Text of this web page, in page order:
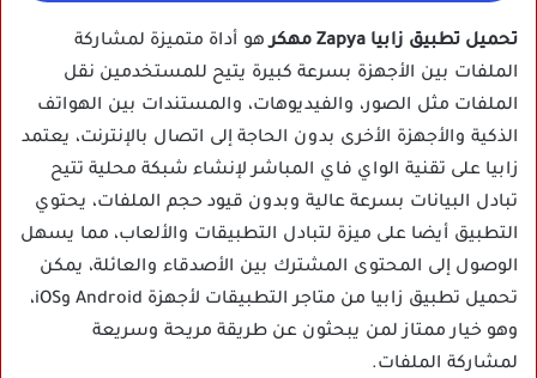
تحميل تطبيق زابيا Zapya مهكر
هو أداة متميزة لمشاركة
الملفات بين الأجهزة بسرعة كبيرة يتيح للمستخدمين نقل
الملفات مثل الصور، والفيديوهات، والمستندات بين الهواتف
الذكية والأجهزة الأخرى بدون الحاجة إلى اتصال بالإنترنت، يعتمد
زابيا على تقنية الواي فاي المباشر لإنشاء شبكة محلية تتيح
تبادل البيانات بسرعة عالية وبدون قيود حجم الملفات، يحتوي
التطبيق أيضا على ميزة لتبادل التطبيقات والألعاب، مما يسهل
الوصول إلى المحتوى المشترك بين الأصدقاء والعائلة، يمكن
تحميل تطبيق زابيا من متاجر التطبيقات لأجهزة Android وiOS،
وهو خيار ممتاز لمن يبحثون عن طريقة مريحة وسريعة
لمشاركة الملفات.